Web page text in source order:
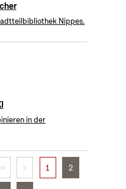
Nippes.
in der
|< < 1 2